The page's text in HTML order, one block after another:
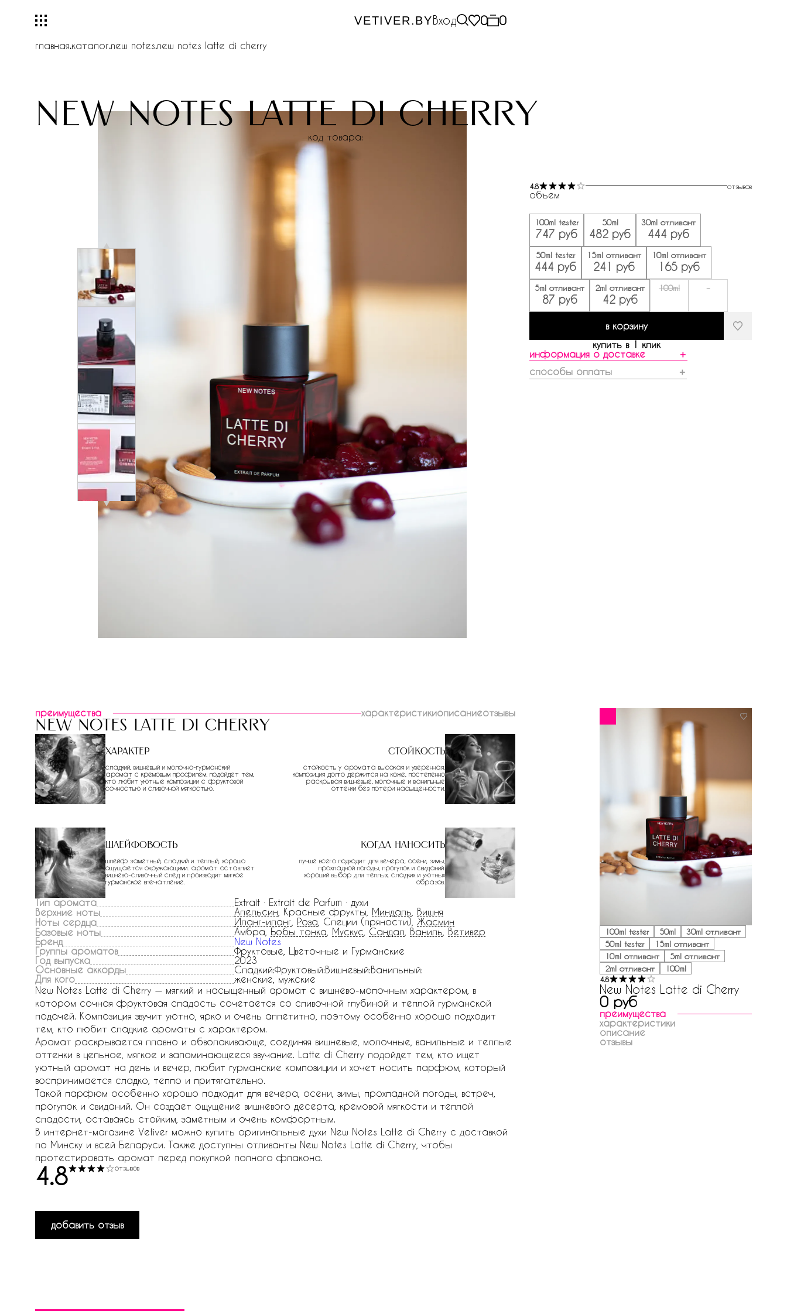
VETIVER.BYВход 0 0
главная.каталог.new notes.new notes latte di cherry
new notes latte di cherry
код товара:
4.8 отзывов
объем
100ml tester
747 руб
50ml
482 руб
30ml отливант
444 руб
50ml tester
444 руб
15ml отливант
241 руб
10ml отливант
165 руб
5ml отливант
87 руб
2ml отливант
42 руб
100ml -
в корзину
купить в 1 клик
информация о доставке
＋
способы оплаты
＋
преимущества характеристикиописаниеотзывы
new notes latte di cherry
Характер
сладкий, вишневый и молочно-гурманский
аромат с кремовым профилем. подойдет тем,
кто любит уютные композиции с фруктовой
сочностью и сливочной мягкостью.
Стойкость
стойкость у аромата высокая и уверенная.
композиция долго держится на коже, постепенно
раскрывая вишневые, молочные и ванильные
оттенки без потери насыщенности.
Шлейфовость
шлейф заметный, сладкий и теплый, хорошо
ощущается окружающими. аромат оставляет
вишнево-сливочный след и производит мягкое
гурманское впечатление.
Когда наносить
лучше всего подходит для вечера, осени, зимы,
прохладной погоды, прогулок и свиданий.
хороший выбор для теплых, сладких и уютных
образов.
Тип аромата
Extrait · Extrait de Parfum · духи
Верхние ноты
Апельсин , Красные фрукты, Миндаль Вишня
Ноты сердца
Иланг-иланг Роза , Специи (пряности), Жасмин
Базовые ноты
Амбра, Бобы тонка Мускус Сандал Ваниль Ветивер
Бренд
New Notes
Группы ароматов
Фруктовые, Цветочные и Гурманские
Год выпуска
2023
Основные аккорды
Сладкий:Фруктовый:Вишневый:Ванильный:
Для кого
женские, мужские
New Notes Latte di Cherry — мягкий и насыщенный аромат с вишнево-молочным характером, в
котором сочная фруктовая сладость сочетается со сливочной глубиной и теплой гурманской
подачей. Композиция звучит уютно, ярко и очень аппетитно, поэтому особенно хорошо подходит
тем, кто любит сладкие ароматы с характером.
Аромат раскрывается плавно и обволакивающе, соединяя вишневые, молочные, ванильные и теплые
оттенки в цельное, мягкое и запоминающееся звучание. Latte di Cherry подойдет тем, кто ищет
уютный аромат на день и вечер, любит гурманские композиции и хочет носить парфюм, который
воспринимается сладко, тепло и притягательно.
Такой парфюм особенно хорошо подходит для вечера, осени, зимы, прохладной погоды, встреч,
прогулок и свиданий. Он создает ощущение вишневого десерта, кремовой мягкости и теплой
сладости, оставаясь стойким, заметным и очень комфортным.
В интернет-магазине Vetiver можно купить оригинальные духи New Notes Latte di Cherry с доставкой
по Минску и всей Беларуси. Также доступны отливанты New Notes Latte di Cherry, чтобы
протестировать аромат перед покупкой полного флакона.
4.8 отзывов
добавить отзыв
100ml tester 50ml
30ml отливант
50ml tester
15ml отливант
10ml отливант
5ml отливант
2ml отливант
100ml
4.8
New Notes Latte di Cherry
0 руб
преимущества
характеристики
описание
отзывы